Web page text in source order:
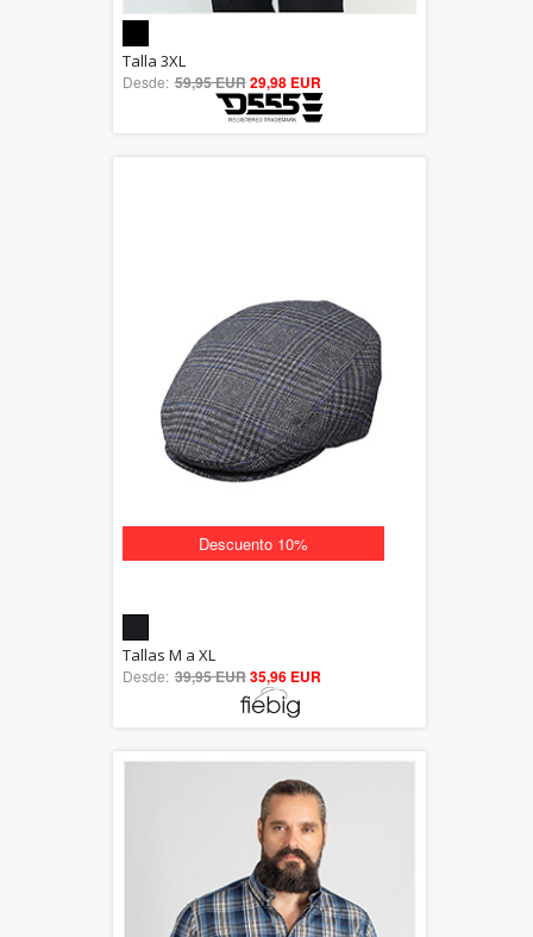
out of 5
Talla 3XL
Desde: 59,95 EUR29,98 EUR
Descuento 10%
out of 5
Tallas M a XL
Desde: 39,95 EUR35,96 EUR